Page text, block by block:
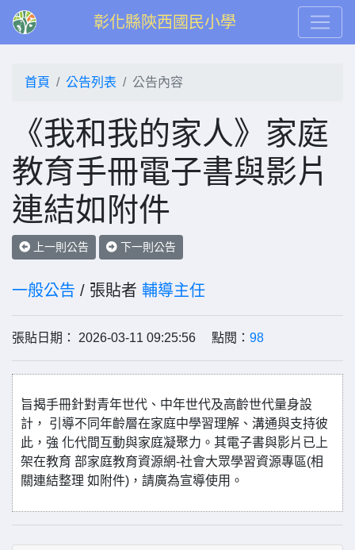
彰化縣陝西國民小學
首頁 公告列表 公告內容
《我和我的家人》家庭
教育手冊電子書與影片
連結如附件
上一則公告 下一則公告
一般公告 / 張貼者 輔導主任
張貼日期： 2026-03-11 09:25:56 點閱： 98
旨揭手冊針對青年世代、中年世代及高齡世代量身設
計， 引導不同年齡層在家庭中學習理解、溝通與支持彼
此，強 化代間互動與家庭凝聚力。其電子書與影片已上
架在教育 部家庭教育資源網-社會大眾學習資源專區(相
關連結整理 如附件)，請廣為宣導使用。